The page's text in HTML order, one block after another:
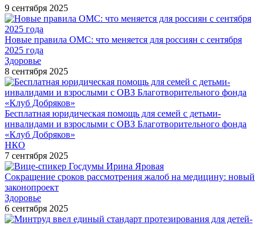
9 сентября 2025
Новые правила ОМС: что меняется для россиян с сентября
2025 года
Здоровье
8 сентября 2025
Бесплатная юридическая помощь для семей с детьми-
инвалидами и взрослыми с ОВЗ Благотворительного фонда
«Клуб Добряков»
НКО
7 сентября 2025
Сокращение сроков рассмотрения жалоб на медицину: новый
законопроект
Здоровье
6 сентября 2025